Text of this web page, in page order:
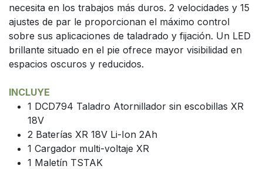
necesita en los trabajos más duros. 2 velocidades y 15
ajustes de par le proporcionan el máximo control
sobre sus aplicaciones de taladrado y fijación. Un LED
brillante situado en el pie ofrece mayor visibilidad en
espacios oscuros y reducidos.
INCLUYE
1 DCD794 Taladro Atornillador sin escobillas XR
18V
2 Baterías XR 18V Li-Ion 2Ah
1 Cargador multi-voltaje XR
1 Maletín TSTAK